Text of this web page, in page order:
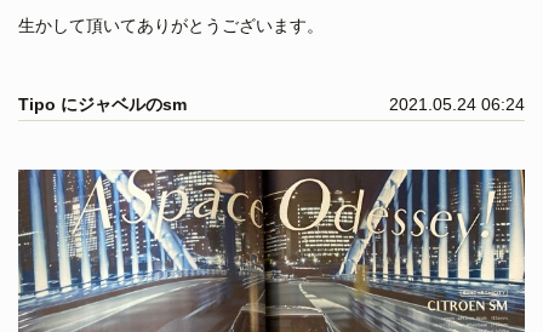
生かして頂いてありがとうございます。
Tipo にジャベルのsm 2021.05.24 06:24